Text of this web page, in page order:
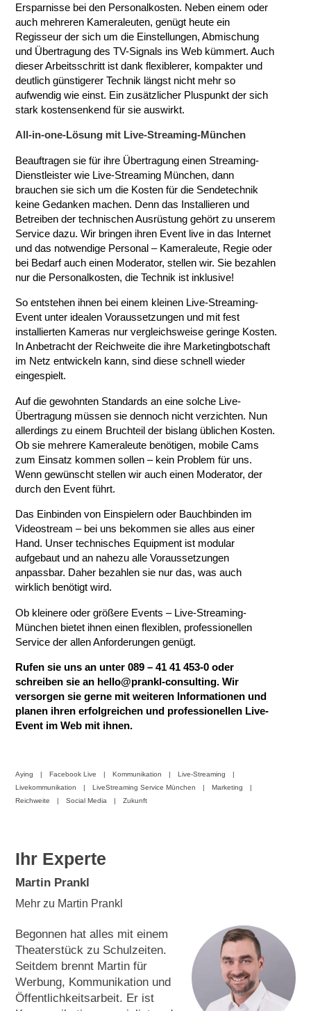
Ersparnisse bei den Personalkosten. Neben einem oder
auch mehreren Kameraleuten, genügt heute ein
Regisseur der sich um die Einstellungen, Abmischung
und Übertragung des TV-Signals ins Web kümmert. Auch
dieser Arbeitsschritt ist dank flexiblerer, kompakter und
deutlich günstigerer Technik längst nicht mehr so
aufwendig wie einst. Ein zusätzlicher Pluspunkt der sich
stark kostensenkend für sie auswirkt.
All-in-one-Lösung mit Live-Streaming-München
Beauftragen sie für ihre Übertragung einen Streaming-
Dienstleister wie Live-Streaming München, dann
brauchen sie sich um die Kosten für die Sendetechnik
keine Gedanken machen. Denn das Installieren und
Betreiben der technischen Ausrüstung gehört zu unserem
Service dazu. Wir bringen ihren Event live in das Internet
und das notwendige Personal – Kameraleute, Regie oder
bei Bedarf auch einen Moderator, stellen wir. Sie bezahlen
nur die Personalkosten, die Technik ist inklusive!
So entstehen ihnen bei einem kleinen Live-Streaming-
Event unter idealen Voraussetzungen und mit fest
installierten Kameras nur vergleichsweise geringe Kosten.
In Anbetracht der Reichweite die ihre Marketingbotschaft
im Netz entwickeln kann, sind diese schnell wieder
eingespielt.
Auf die gewohnten Standards an eine solche Live-
Übertragung müssen sie dennoch nicht verzichten. Nun
allerdings zu einem Bruchteil der bislang üblichen Kosten.
Ob sie mehrere Kameraleute benötigen, mobile Cams
zum Einsatz kommen sollen – kein Problem für uns.
Wenn gewünscht stellen wir auch einen Moderator, der
durch den Event führt.
Das Einbinden von Einspielern oder Bauchbinden im
Videostream – bei uns bekommen sie alles aus einer
Hand. Unser technisches Equipment ist modular
aufgebaut und an nahezu alle Voraussetzungen
anpassbar. Daher bezahlen sie nur das, was auch
wirklich benötigt wird.
Ob kleinere oder größere Events – Live-Streaming-
München bietet ihnen einen flexiblen, professionellen
Service der allen Anforderungen genügt.
Rufen sie uns an unter 089 – 41 41 453-0 oder
schreiben sie an hello@prankl-consulting. Wir
versorgen sie gerne mit weiteren Informationen und
planen ihren erfolgreichen und professionellen Live-
Event im Web mit ihnen.
Aying Facebook Live Kommunikation
Live-Streaming
Livekommunikation
LiveStreaming Service München
Marketing
Reichweite
Social Media Zukunft
Ihr Experte
Martin Prankl
Mehr zu Martin Prankl
Begonnen hat alles mit einem
Theaterstück zu Schulzeiten.
Seitdem brennt Martin für
Werbung, Kommunikation und
Öffentlichkeitsarbeit. Er ist